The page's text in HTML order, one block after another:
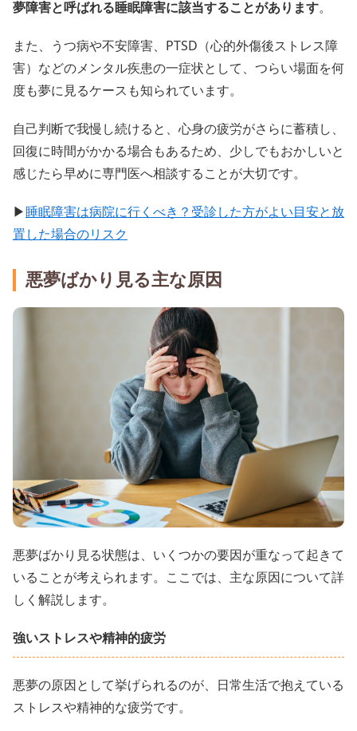
夢障害と呼ばれる睡眠障害に該当することがあります。
また、うつ病や不安障害、PTSD（心的外傷後ストレス障
害）などのメンタル疾患の一症状として、つらい場面を何
度も夢に見るケースも知られています。
自己判断で我慢し続けると、心身の疲労がさらに蓄積し、
回復に時間がかかる場合もあるため、少しでもおかしいと
感じたら早めに専門医へ相談することが大切です。
▶睡眠障害は病院に行くべき？受診した方がよい目安と放
置した場合のリスク
悪夢ばかり見る主な原因
悪夢ばかり見る状態は、いくつかの要因が重なって起きて
いることが考えられます。ここでは、主な原因について詳
しく解説します。
強いストレスや精神的疲労
悪夢の原因として挙げられるのが、日常生活で抱えている
ストレスや精神的な疲労です。